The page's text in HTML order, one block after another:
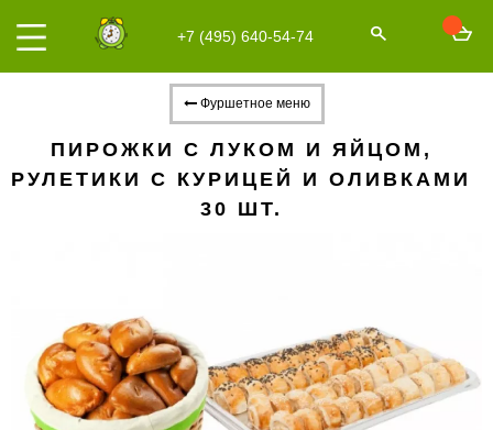
+7 (495) 640-54-74
Фуршетное меню
ПИРОЖКИ С ЛУКОМ И ЯЙЦОМ,
РУЛЕТИКИ С КУРИЦЕЙ И ОЛИВКАМИ
30 ШТ.